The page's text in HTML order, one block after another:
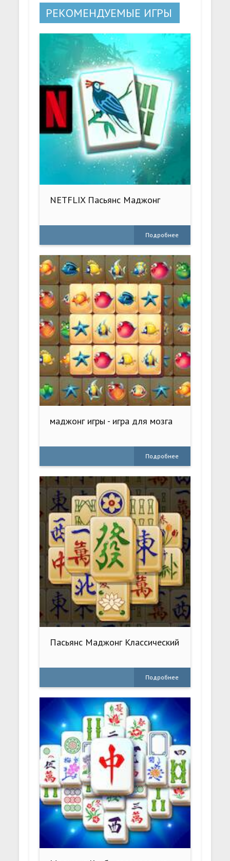
РЕКОМЕНДУЕМЫЕ ИГРЫ
NETFLIX Пасьянс Маджонг
Подробнее
маджонг игры - игра для мозга
Подробнее
Пасьянс Маджонг Классический
Подробнее